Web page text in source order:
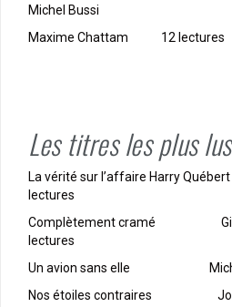
Michel Bussi
Maxime Chattam 12 lectures
Les titres les plus
La vérité sur l’affaire Harry
lectures
Complètement cramé
lectures
Un avion sans elle
Nos étoiles contraires